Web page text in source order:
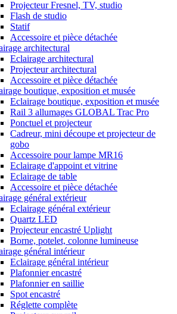
Projecteur Fresnel, TV, studio
Flash de studio
Statif
Accessoire et pièce détachée
architectural
Eclairage architectural
Projecteur architectural
Accessoire et pièce détachée
boutique, exposition et musée
Eclairage boutique, exposition et musée
Rail 3 allumages GLOBAL Trac Pro
Ponctuel et projecteur
Cadreur, mini découpe et projecteur de
gobo
Accessoire pour lampe MR16
Eclairage d'appoint et vitrine
Eclairage de table
Accessoire et pièce détachée
général extérieur
Eclairage général extérieur
Quartz LED
Projecteur encastré Uplight
Borne, potelet, colonne lumineuse
général intérieur
Eclairage général intérieur
Plafonnier encastré
Plafonnier en saillie
Spot encastré
Réglette complète